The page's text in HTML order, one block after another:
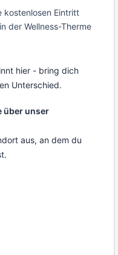
kostenlosen Eintritt
der Wellness-Therme
hier - bring dich
Unterschied.
über unser
aus, an dem du